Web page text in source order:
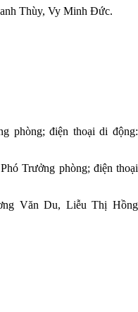
Thùy, Vy Minh Đức.
phòng;điện thoại di động:
Trưởng phòng; điện thoại
Văn Du, Liễu Thị Hồng